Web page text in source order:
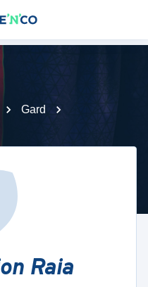
Gard
Raia